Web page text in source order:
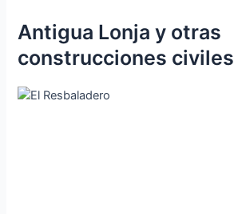
Antigua Lonja y otras
construcciones civiles